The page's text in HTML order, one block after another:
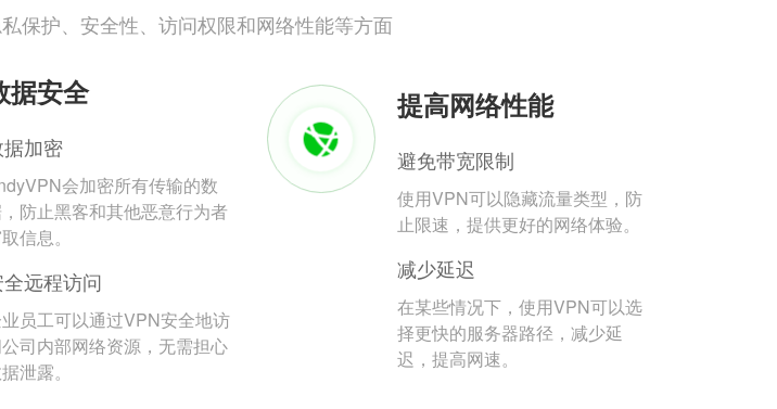
保护、安全性、访问权限和网络性能等方面
据安全
加密
会加密所有传输的数
防止黑客和其他恶意行为者
信息。
远程访问
员工可以通过VPN安全地访
司内部网络资源，无需担心
泄露。
提高网络性能
避免带宽限制
使用VPN可以隐藏流量类型，防
止限速，提供更好的网络体验。
减少延迟
在某些情况下，使用VPN可以选
择更快的服务器路径，减少延
迟，提高网速。